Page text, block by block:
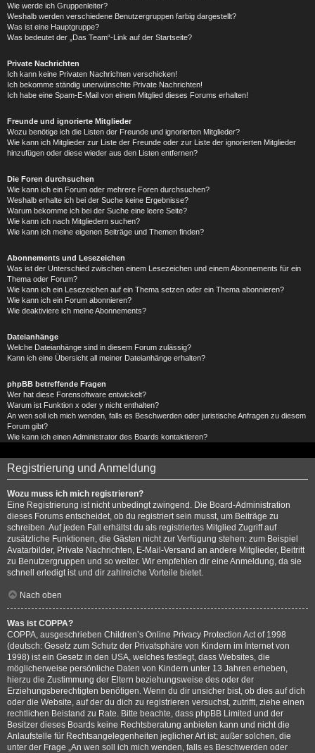
Wie werde ich Gruppenleiter?
Weshalb werden verschiedene Benutzergruppen farbig dargestellt?
Was ist eine Hauptgruppe?
Was bedeutet der „Das Team“-Link auf der Startseite?
Private Nachrichten
Ich kann keine Privaten Nachrichten verschicken!
Ich bekomme ständig unerwünschte Private Nachrichten!
Ich habe eine Spam-E-Mail von einem Mitglied dieses Forums erhalten!
Freunde und ignorierte Mitglieder
Wozu benötige ich die Listen der Freunde und ignorierten Mitglieder?
Wie kann ich Mitglieder zur Liste der Freunde oder zur Liste der ignorierten Mitglieder
hinzufügen oder diese wieder aus den Listen entfernen?
Die Foren durchsuchen
Wie kann ich ein Forum oder mehrere Foren durchsuchen?
Weshalb erhalte ich bei der Suche keine Ergebnisse?
Warum bekomme ich bei der Suche eine leere Seite?
Wie kann ich nach Mitgliedern suchen?
Wie kann ich meine eigenen Beiträge und Themen finden?
Abonnements und Lesezeichen
Was ist der Unterschied zwischen einem Lesezeichen und einem Abonnements für ein
Thema oder Forum?
Wie kann ich ein Lesezeichen auf ein Thema setzen oder ein Thema abonnieren?
Wie kann ich ein Forum abonnieren?
Wie deaktiviere ich meine Abonnements?
Dateianhänge
Welche Dateianhänge sind in diesem Forum zulässig?
Kann ich eine Übersicht all meiner Dateianhänge erhalten?
phpBB betreffende Fragen
Wer hat diese Forensoftware entwickelt?
Warum ist Funktion x oder y nicht enthalten?
An wen soll ich mich wenden, falls es Beschwerden oder juristische Anfragen zu diesem
Forum gibt?
Wie kann ich einen Administrator des Boards kontaktieren?
Registrierung und Anmeldung
Wozu muss ich mich registrieren?
Eine Registrierung ist nicht unbedingt zwingend. Die Board-Administration
dieses Forums entscheidet, ob du registriert sein musst, um Beiträge zu
schreiben. Auf jeden Fall erhältst du als registriertes Mitglied Zugriff auf
zusätzliche Funktionen, die Gästen nicht zur Verfügung stehen: zum Beispiel
Avatarbilder, Private Nachrichten, E-Mail-Versand an andere Mitglieder, Beitritt
zu Benutzergruppen und so weiter. Wir empfehlen dir eine Anmeldung, da sie
schnell erledigt ist und dir zahlreiche Vorteile bietet.
Nach oben
Was ist COPPA?
COPPA, ausgeschrieben Children’s Online Privacy Protection Act of 1998
(deutsch: Gesetz zum Schutz der Privatsphäre von Kindern im Internet von
1998) ist ein Gesetz in den USA, welches festlegt, dass Websites, die
möglicherweise persönliche Daten von Kindern unter 13 Jahren erheben,
hierzu die Zustimmung der Eltern beziehungsweise des oder der
Erziehungsberechtigten benötigen. Wenn du dir unsicher bist, ob dies auf dich
oder die Website, auf der du dich zu registrieren versuchst, zutrifft, ziehe einen
rechtlichen Beistand zu Rate. Bitte beachte, dass phpBB Limited und der
Besitzer dieses Boards keine Rechtsberatung anbieten kann und nicht die
Anlaufstelle für Rechtsangelegenheiten jeglicher Art ist; außer solchen, die
unter der Frage „An wen soll ich mich wenden, falls es Beschwerden oder